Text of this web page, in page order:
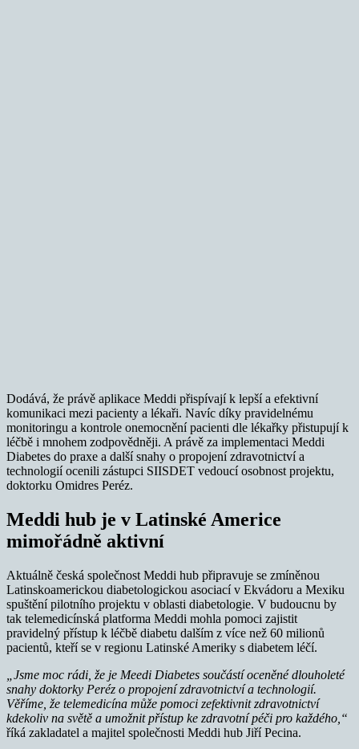
Dodává, že právě aplikace Meddi přispívají k lepší a efektivní
komunikaci mezi pacienty a lékaři. Navíc díky pravidelnému
monitoringu a kontrole onemocnění pacienti dle lékařky přistupují k
léčbě i mnohem zodpovědněji. A právě za implementaci Meddi
Diabetes do praxe a další snahy o propojení zdravotnictví a
technologií ocenili zástupci SIISDET vedoucí osobnost projektu,
doktorku Omidres Peréz.
Meddi hub je v Latinské Americe
mimořádně aktivní
Aktuálně česká společnost Meddi hub připravuje se zmíněnou
Latinskoamerickou diabetologickou asociací v Ekvádoru a Mexiku
spuštění pilotního projektu v oblasti diabetologie. V budoucnu by
tak telemedicínská platforma Meddi mohla pomoci zajistit
pravidelný přístup k léčbě diabetu dalším z více než 60 milionů
pacientů, kteří se v regionu Latinské Ameriky s diabetem léčí.
„Jsme moc rádi, že je Meedi Diabetes součástí oceněné dlouholeté
snahy doktorky Peréz o propojení zdravotnictví a technologií.
Věříme, že telemedicína může pomoci zefektivnit zdravotnictví
kdekoliv na světě a umožnit přístup ke zdravotní péči pro každého,“
říká zakladatel a majitel společnosti Meddi hub Jiří Pecina.